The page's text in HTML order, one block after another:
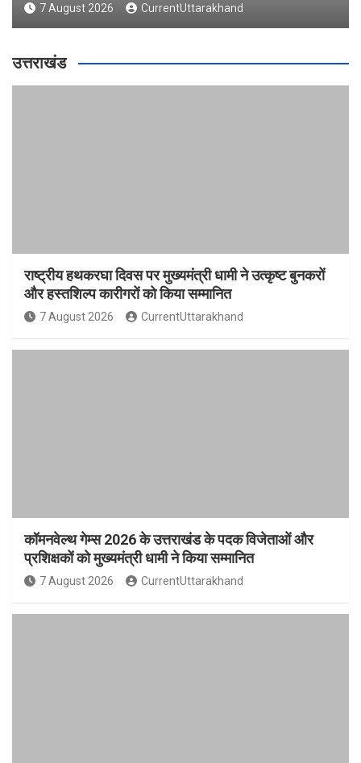
7 August 2026 CurrentUttarakhand
उत्तराखंड
राष्ट्रीय हथकरघा दिवस पर मुख्यमंत्री धामी ने उत्कृष्ट बुनकरों
और हस्तशिल्प कारीगरों को किया सम्मानित
7 August 2026 CurrentUttarakhand
कॉमनवेल्थ गेम्स 2026 के उत्तराखंड के पदक विजेताओं और
प्रशिक्षकों को मुख्यमंत्री धामी ने किया सम्मानित
7 August 2026 CurrentUttarakhand